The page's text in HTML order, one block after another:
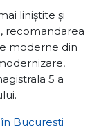
liniștite și
recomandarea
moderne din
5 a
Bucuresti